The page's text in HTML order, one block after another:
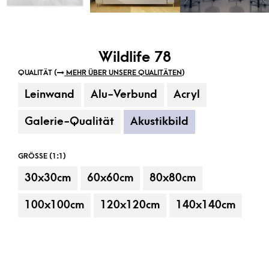
Wildlife 78
QUALITÄT ( MEHR ÜBER UNSERE QUALITÄTEN)
Leinwand Alu-Verbund Acryl
Galerie-Qualität Akustikbild
GRÖSSE (1:1)
30x30cm 60x60cm 80x80cm
100x100cm 120x120cm 140x140cm